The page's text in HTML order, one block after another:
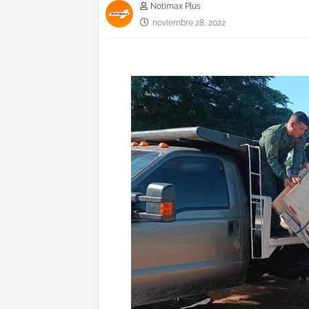
Notimax Plus
noviembre 28, 2022